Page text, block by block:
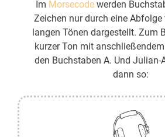
Im Morsecodewerden
Zeichen nur durch eine
langen Tönen dargestellt. Zum
kurzer Ton mit
den Buchstaben A. Und Julian-
dann so: